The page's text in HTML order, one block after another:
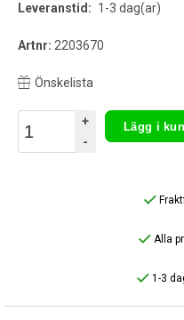
Leveranstid: 1-3 dag(ar)
Artnr: 2203670
Önskelista
+
-
Lägg i
Alla
1-3